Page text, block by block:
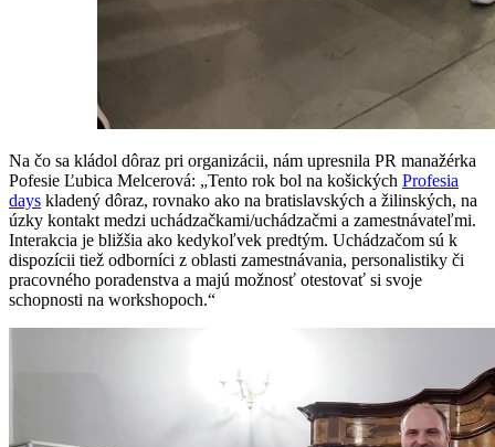
Na čo sa kládol dôraz pri organizácii, nám upresnila PR manažérka
Pofesie Ľubica Melcerová: „Tento rok bol na košických Profesia
days kladený dôraz, rovnako ako na bratislavských a žilinských, na
úzky kontakt medzi uchádzačkami/uchádzačmi a zamestnávateľmi.
Interakcia je bližšia ako kedykoľvek predtým. Uchádzačom sú k
dispozícii tiež odborníci z oblasti zamestnávania, personalistiky či
pracovného poradenstva a majú možnosť otestovať si svoje
schopnosti na workshopoch.“